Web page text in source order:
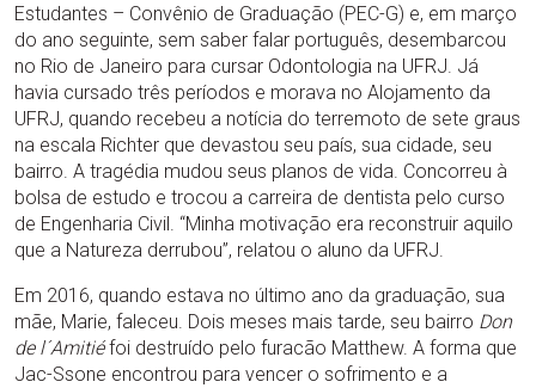
Estudantes – Convênio de Graduação (PEC-G) e, em março
do ano seguinte, sem saber falar português, desembarcou
no Rio de Janeiro para cursar Odontologia na UFRJ. Já
havia cursado três períodos e morava no Alojamento da
UFRJ, quando recebeu a notícia do terremoto de sete graus
na escala Richter que devastou seu país, sua cidade, seu
bairro. A tragédia mudou seus planos de vida. Concorreu à
bolsa de estudo e trocou a carreira de dentista pelo curso
de Engenharia Civil. “Minha motivação era reconstruir aquilo
que a Natureza derrubou”, relatou o aluno da UFRJ.
Em 2016, quando estava no último ano da graduação, sua
mãe, Marie, faleceu. Dois meses mais tarde, seu bairro Don
de l´Amitiéfoi destruído pelo furacão Matthew. A forma que
Jac-Ssone encontrou para vencer o sofrimento e a